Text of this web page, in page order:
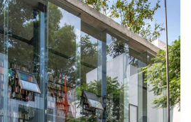
Ave María